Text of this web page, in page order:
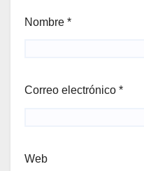
Nombre *
Correo electrónico *
Web